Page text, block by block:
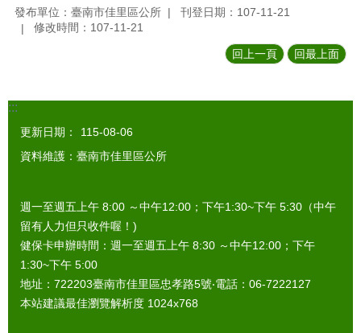
發布單位：臺南市佳里區公所
刊登日期：107-11-21
修改時間：107-11-21
回上一頁 回最上面
:::
更新日期：
115-08-06
資料維護：臺南市佳里區公所
週一至週五上午 8:00 ～中午12:00；下午1:30~下午 5:30（中午
留有人力但只收件喔！)
健保卡申辦時間：週一至週五上午 8:30 ～中午12:00；下午
1:30~下午 5:00
地址：722203臺南市佳里區忠孝路5號‧電話：06-7222127
本站建議最佳瀏覽解析度 1024x768